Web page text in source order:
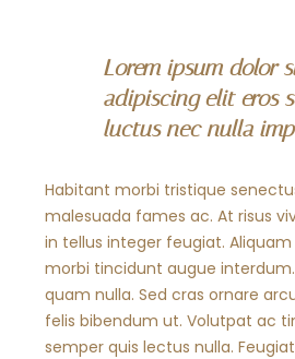
Lorem ipsum dolor
adipiscing elit eros
luctus nec nulla
Habitant morbi tristique
malesuada fames ac. At risus
in tellus integer feugiat.
morbi tincidunt augue
quam nulla. Sed cras ornare
felis bibendum ut. Volutpat ac
semper quis lectus nulla.